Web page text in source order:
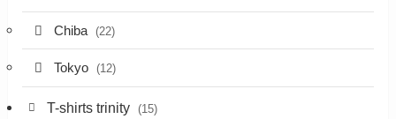
Chiba (22)
Tokyo (12)
T-shirts trinity (15)